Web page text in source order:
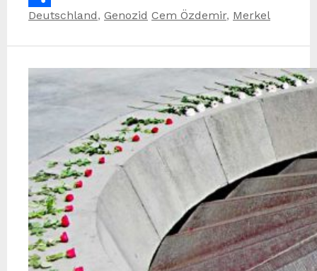
Teilen
Kategorien
Deutschland, Genozid Schlagwörter
Cem Özdemir, Merkel